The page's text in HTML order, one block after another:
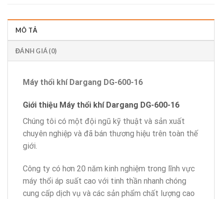
MÔ TẢ
ĐÁNH GIÁ (0)
Máy thổi khí Dargang DG-600-16
Giới thiệu Máy thổi khí Dargang DG-600-16
Chúng tôi có một đội ngũ kỹ thuật và sản xuất
chuyên nghiệp và đã bán thương hiệu trên toàn thế
giới.
Công ty có hơn 20 năm kinh nghiệm trong lĩnh vực
máy thổi áp suất cao với tinh thần nhanh chóng
cung cấp dịch vụ và các sản phẩm chất lượng cao